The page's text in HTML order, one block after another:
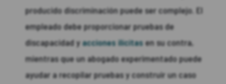
producido discriminación puede ser complejo. El
empleado debe proporcionar pruebas de
discapacidad yacciones ilícitasen su contra,
mientras que un abogado experimentado puede
ayudar a recopilar pruebas y construir un caso